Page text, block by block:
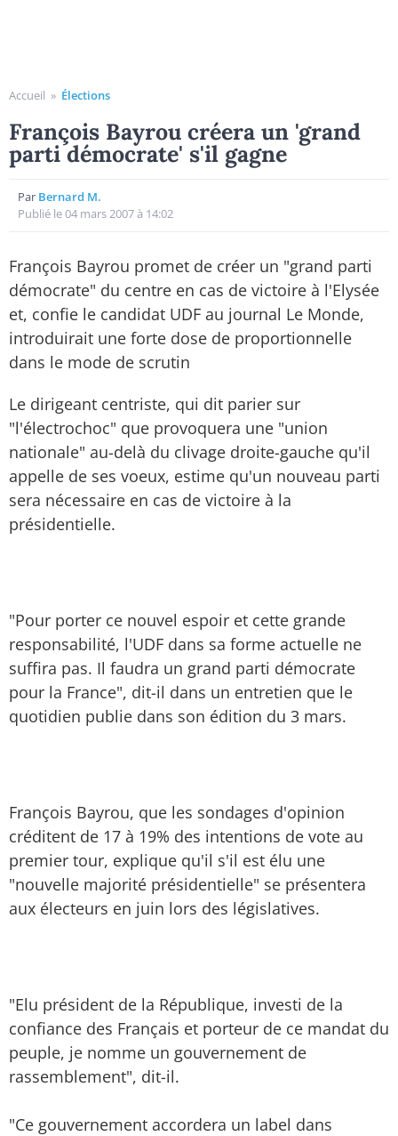
Accueil » Élections
François Bayrou créera un 'grand
parti démocrate' s'il gagne
Par Bernard M.
Publié le 04 mars 2007 à 14:02
François Bayrou promet de créer un "grand parti
démocrate" du centre en cas de victoire à l'Elysée
et, confie le candidat UDF au journal Le Monde,
introduirait une forte dose de proportionnelle
dans le mode de scrutin
Le dirigeant centriste, qui dit parier sur
"l'électrochoc" que provoquera une "union
nationale" au-delà du clivage droite-gauche qu'il
appelle de ses voeux, estime qu'un nouveau parti
sera nécessaire en cas de victoire à la
présidentielle.
"Pour porter ce nouvel espoir et cette grande
responsabilité, l'UDF dans sa forme actuelle ne
suffira pas. Il faudra un grand parti démocrate
pour la France", dit-il dans un entretien que le
quotidien publie dans son édition du 3 mars.
François Bayrou, que les sondages d'opinion
créditent de 17 à 19% des intentions de vote au
premier tour, explique qu'il s'il est élu une
"nouvelle majorité présidentielle" se présentera
aux électeurs en juin lors des législatives.
"Elu président de la République, investi de la
confiance des Français et porteur de ce mandat du
peuple, je nomme un gouvernement de
rassemblement", dit-il.
"Ce gouvernement accordera un label dans